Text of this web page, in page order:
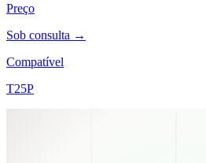
Preço
Sob consulta →
Compatível
T25P